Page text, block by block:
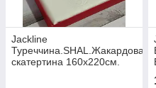
Jackline
Туреччина.SHAL.Жакардова
скатертина 160х220см.